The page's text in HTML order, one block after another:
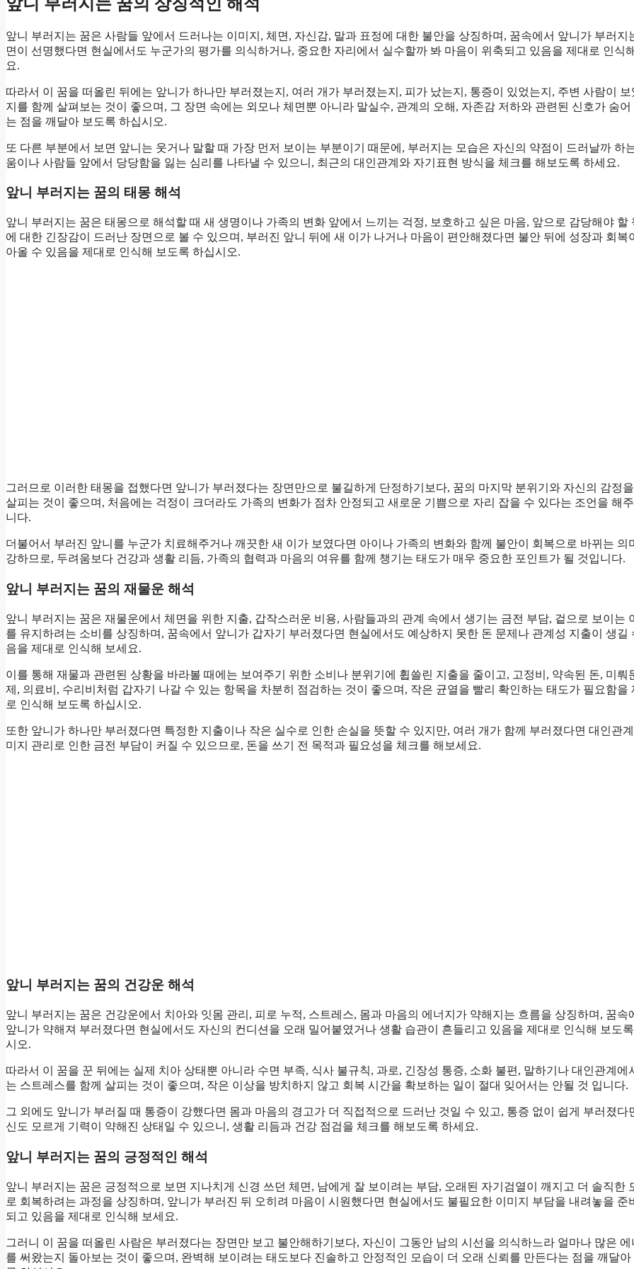
앞니 부러지는 꿈은 사람들 앞에서 드러나는 이미지, 체면, 자신감, 말과 표정에 대한 불안을 상징하며, 꿈속에서 앞니가 부러지
면이 선명했다면 현실에서도 누군가의 평가를 의식하거나, 중요한 자리에서 실수할까 봐 마음이 위축되고 있음을 제대로 인식
요.
따라서 이 꿈을 떠올린 뒤에는 앞니가 하나만 부러졌는지, 여러 개가 부러졌는지, 피가 났는지, 통증이 있었는지, 주변 사람이 보
지를 함께 살펴보는 것이 좋으며, 그 장면 속에는 외모나 체면뿐 아니라 말실수, 관계의 오해, 자존감 저하와 관련된 신호가 숨어
는 점을 깨달아 보도록 하십시오.
또 다른 부분에서 보면 앞니는 웃거나 말할 때 가장 먼저 보이는 부분이기 때문에, 부러지는 모습은 자신의 약점이 드러날까 하
움이나 사람들 앞에서 당당함을 잃는 심리를 나타낼 수 있으니, 최근의 대인관계와 자기표현 방식을 체크를 해보도록 하세요.
앞니 부러지는 꿈의 태몽 해석
앞니 부러지는 꿈은 태몽으로 해석할 때 새 생명이나 가족의 변화 앞에서 느끼는 걱정, 보호하고 싶은 마음, 앞으로 감당해야 할
에 대한 긴장감이 드러난 장면으로 볼 수 있으며, 부러진 앞니 뒤에 새 이가 나거나 마음이 편안해졌다면 불안 뒤에 성장과 회복
아올 수 있음을 제대로 인식해 보도록 하십시오.
그러므로 이러한 태몽을 접했다면 앞니가 부러졌다는 장면만으로 불길하게 단정하기보다, 꿈의 마지막 분위기와 자신의 감정을
살피는 것이 좋으며, 처음에는 걱정이 크더라도 가족의 변화가 점차 안정되고 새로운 기쁨으로 자리 잡을 수 있다는 조언을 해
니다.
더불어서 부러진 앞니를 누군가 치료해주거나 깨끗한 새 이가 보였다면 아이나 가족의 변화와 함께 불안이 회복으로 바뀌는 의
강하므로, 두려움보다 건강과 생활 리듬, 가족의 협력과 마음의 여유를 함께 챙기는 태도가 매우 중요한 포인트가 될 것입니다.
앞니 부러지는 꿈의 재물운 해석
앞니 부러지는 꿈은 재물운에서 체면을 위한 지출, 갑작스러운 비용, 사람들과의 관계 속에서 생기는 금전 부담, 겉으로 보이는
를 유지하려는 소비를 상징하며, 꿈속에서 앞니가 갑자기 부러졌다면 현실에서도 예상하지 못한 돈 문제나 관계성 지출이 생길
음을 제대로 인식해 보세요.
이를 통해 재물과 관련된 상황을 바라볼 때에는 보여주기 위한 소비나 분위기에 휩쓸린 지출을 줄이고, 고정비, 약속된 돈, 미뤄
제, 의료비, 수리비처럼 갑자기 나갈 수 있는 항목을 차분히 점검하는 것이 좋으며, 작은 균열을 빨리 확인하는 태도가 필요함을
로 인식해 보도록 하십시오.
또한 앞니가 하나만 부러졌다면 특정한 지출이나 작은 실수로 인한 손실을 뜻할 수 있지만, 여러 개가 함께 부러졌다면 대인관계
미지 관리로 인한 금전 부담이 커질 수 있으므로, 돈을 쓰기 전 목적과 필요성을 체크를 해보세요.
앞니 부러지는 꿈의 건강운 해석
앞니 부러지는 꿈은 건강운에서 치아와 잇몸 관리, 피로 누적, 스트레스, 몸과 마음의 에너지가 약해지는 흐름을 상징하며, 꿈속
앞니가 약해져 부러졌다면 현실에서도 자신의 컨디션을 오래 밀어붙였거나 생활 습관이 흔들리고 있음을 제대로 인식해 보도
시오.
따라서 이 꿈을 꾼 뒤에는 실제 치아 상태뿐 아니라 수면 부족, 식사 불규칙, 과로, 긴장성 통증, 소화 불편, 말하기나 대인관계에
는 스트레스를 함께 살피는 것이 좋으며, 작은 이상을 방치하지 않고 회복 시간을 확보하는 일이 절대 잊어서는 안될 것 입니다.
그 외에도 앞니가 부러질 때 통증이 강했다면 몸과 마음의 경고가 더 직접적으로 드러난 것일 수 있고, 통증 없이 쉽게 부러졌다
신도 모르게 기력이 약해진 상태일 수 있으니, 생활 리듬과 건강 점검을 체크를 해보도록 하세요.
앞니 부러지는 꿈의 긍정적인 해석
앞니 부러지는 꿈은 긍정적으로 보면 지나치게 신경 쓰던 체면, 남에게 잘 보이려는 부담, 오래된 자기검열이 깨지고 더 솔직한
로 회복하려는 과정을 상징하며, 앞니가 부러진 뒤 오히려 마음이 시원했다면 현실에서도 불필요한 이미지 부담을 내려놓을 준
되고 있음을 제대로 인식해 보세요.
그러니 이 꿈을 떠올린 사람은 부러졌다는 장면만 보고 불안해하기보다, 자신이 그동안 남의 시선을 의식하느라 얼마나 많은 에
를 써왔는지 돌아보는 것이 좋으며, 완벽해 보이려는 태도보다 진솔하고 안정적인 모습이 더 오래 신뢰를 만든다는 점을 깨달아